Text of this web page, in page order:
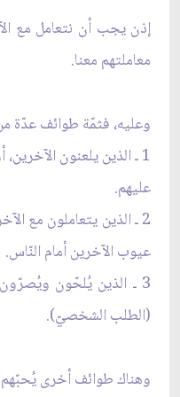
إذن يجب أن نتعامل مع
معاملتهم معنا.
وعليه، فثمّة طوائف عدّة
1 ـ الذين يلعنون
عليهم.
2 ـ الذين يتعاملون مع
عيوب الآخرين أمام النّاس.
3 ـ الذين يُلحّون
(الطلب الشخصيّ).
وهناك طوائف أخرى يُحبّهم